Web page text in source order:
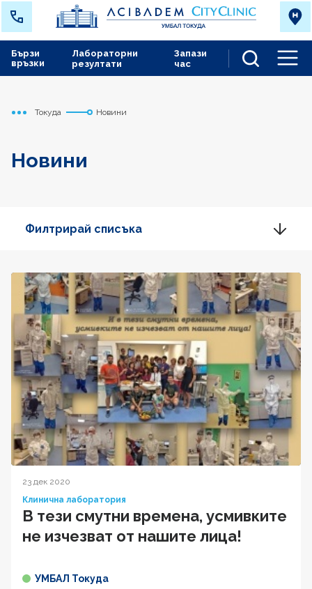
Лабораторни
резултати
Запази
час
Бързи
връзки
Начало
Токуда Новини
Новини
Филтрирай списъка
23 дек 2020
Клинична лаборатория
В тези смутни времена, усмивките
не изчезват от нашите лица!
УМБАЛ Токуда